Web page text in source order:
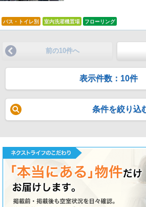
バス・トイレ別 室内洗濯機置場 フローリング
前の10件へ
表示件数：10件
条件を絞り込